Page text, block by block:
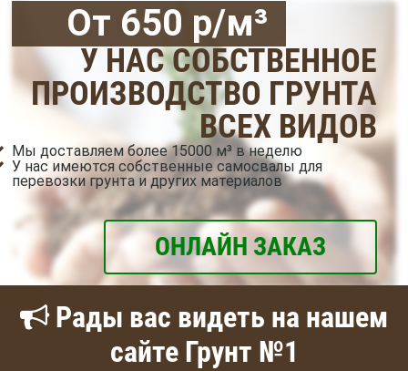
От 650 р/м³
У НАС СОБСТВЕННОЕ
ПРОИЗВОДСТВО ГРУНТА
ВСЕХ ВИДОВ
Мы доставляем более 15000 м³ в неделю
У нас имеются собственные самосвалы для
перевозки грунта и других материалов
ОНЛАЙН ЗАКАЗ
Рады вас видеть на нашем
сайте Грунт №1